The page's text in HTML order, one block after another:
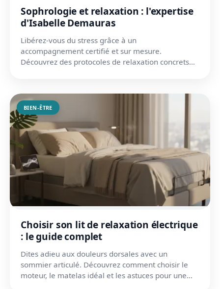
Sophrologie et relaxation : l'expertise
d'Isabelle Demauras
Libérez-vous du stress grâce à un
accompagnement certifié et sur mesure.
Découvrez des protocoles de relaxation concrets
BIEN-ÊTRE
Choisir son lit de relaxation électrique
: le guide complet
Dites adieu aux douleurs dorsales avec un
sommier articulé. Découvrez comment choisir le
moteur, le matelas idéal et les astuces pour une